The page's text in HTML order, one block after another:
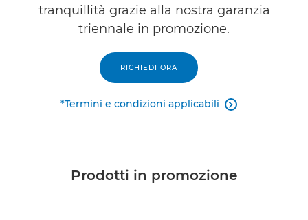
tranquillità grazie alla nostra garanzia
triennale in promozione.
RICHIEDI ORA
*Termini e condizioni applicabili 
Prodotti in promozione